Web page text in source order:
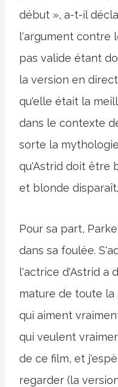
début », a-t-il
l'argument contre
pas valide étant
la version en
qu'elle était la
dans le contexte
sorte la
qu'Astrid doit être
et blonde
Pour sa part,
dans sa foulée.
l'actrice d'Astrid a
mature de toute la
qui aiment
qui veulent
de ce film, et
regarder (la